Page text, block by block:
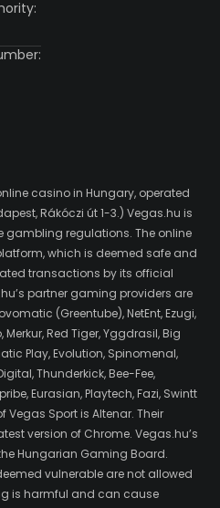
casino in Hungary, operated
Rákóczi út 1-3.) Vegas.hu is
gambling regulations. The online
which is deemed safe and
transactions by its official
partner gaming providers are
(Greentube), NetEnt, Ezugi,
Red Tiger, Yggdrasil, Big
Play, Evolution, Spinomenal,
Thunderkick, Bee-Fee,
Eurasian, Playtech, Fazi, Swintt
Vegas Sport is Altenar. Their
version of Chrome. Vegas.hu’s
Hungarian Gaming Board.
vulnerable are not allowed
is harmful and can cause